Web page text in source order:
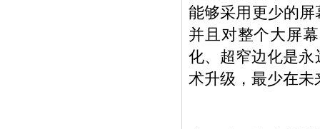
能够采用更少的
并且对整个大屏
化、超窄边化是
术升级，最少在